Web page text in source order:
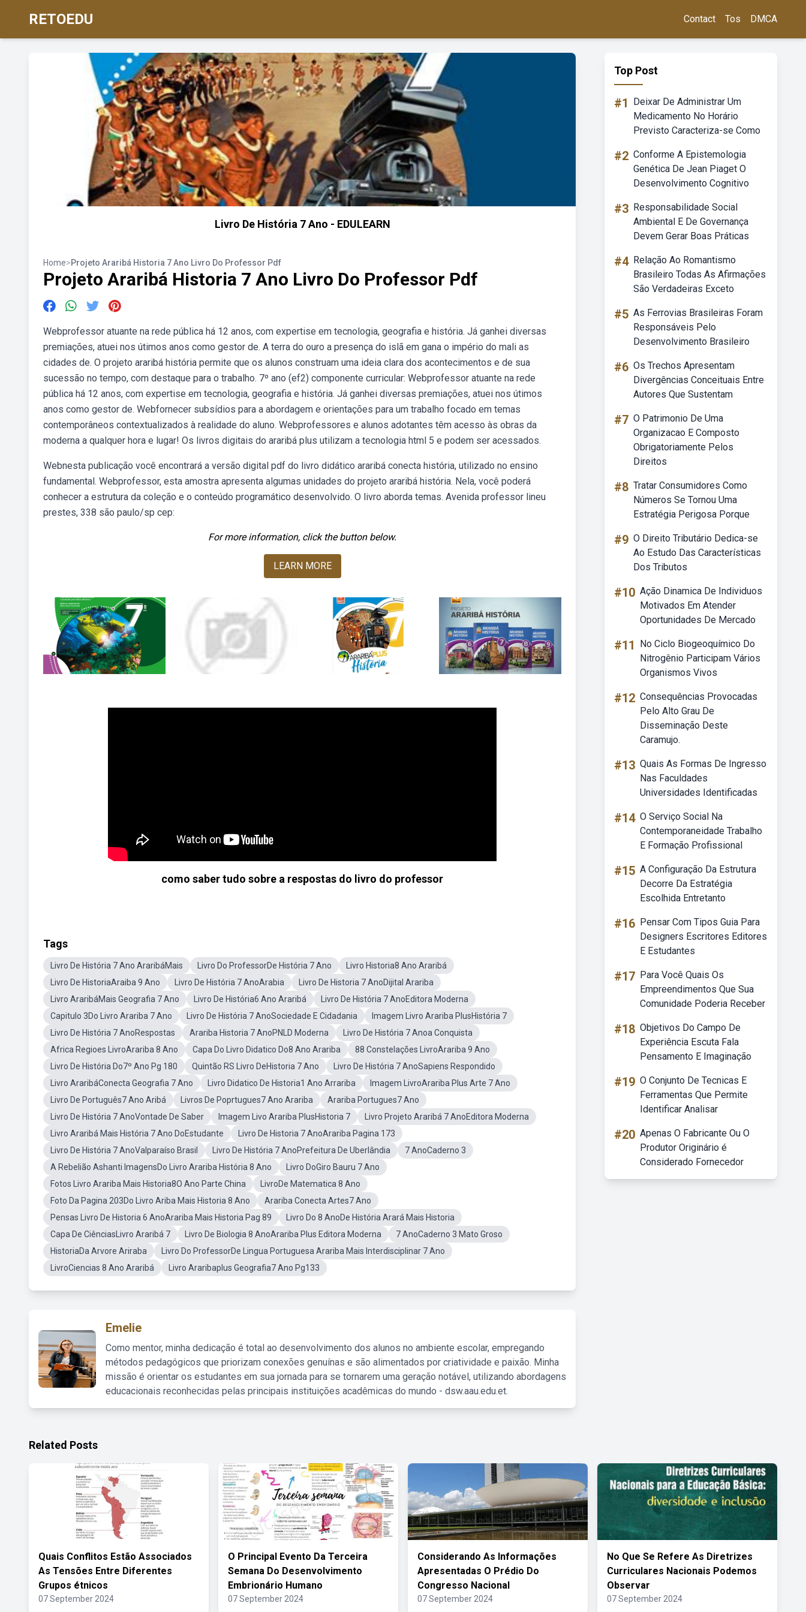
RETOEDU Contact Tos DMCA
Livro De História 7 Ano - EDULEARN
Home>Projeto Araribá Historia 7 Ano Livro Do Professor Pdf
Projeto Araribá Historia 7 Ano Livro Do Professor Pdf
Webprofessor atuante na rede pública há 12 anos, com expertise em tecnologia, geografia e história. Já ganhei diversas
premiações, atuei nos útimos anos como gestor de. A terra do ouro a presença do islã em gana o império do mali as
cidades de. O projeto araribá história permite que os alunos construam uma ideia clara dos acontecimentos e de sua
sucessão no tempo, com destaque para o trabalho. 7º ano (ef2) componente curricular: Webprofessor atuante na rede
pública há 12 anos, com expertise em tecnologia, geografia e história. Já ganhei diversas premiações, atuei nos útimos
anos como gestor de. Webfornecer subsídios para a abordagem e orientações para um trabalho focado em temas
contemporâneos contextualizados à realidade do aluno. Webprofessores e alunos adotantes têm acesso às obras da
moderna a qualquer hora e lugar! Os livros digitais do araribá plus utilizam a tecnologia html 5 e podem ser acessados.
Webnesta publicação você encontrará a versão digital pdf do livro didático araribá conecta história, utilizado no ensino
fundamental. Webprofessor, esta amostra apresenta algumas unidades do projeto araribá história. Nela, você poderá
conhecer a estrutura da coleção e o conteúdo programático desenvolvido. O livro aborda temas. Avenida professor lineu
prestes, 338 são paulo/sp cep:
For more information, click the button below.
LEARN MORE
como saber tudo sobre a respostas do livro do professor
Tags
Livro De História 7 Ano AraribáMais Livro Do ProfessorDe História 7 Ano
Livro Historia8 Ano Araribá
Livro De HistoriaAraiba 9 Ano
Livro De História 7 AnoArabia
Livro De Historia 7 AnoDijital Arariba
Livro AraribáMais Geografia 7 Ano
Livro De História6 Ano Araribá
Livro De História 7 AnoEditora Moderna
Capitulo 3Do Livro Arariba 7 Ano
Livro De História 7 AnoSociedade E Cidadania
Imagem Livro Arariba PlusHistória 7
Livro De História 7 AnoRespostas
Arariba Historia 7 AnoPNLD Moderna
Livro De História 7 Anoa Conquista
Africa Regioes LivroArariba 8 Ano
Capa Do Livro Didatico Do8 Ano Arariba
88 Constelações LivroArariba 9 Ano
Livro De História Do7º Ano Pg 180
Quintão RS Livro DeHistoria 7 Ano
Livro De História 7 AnoSapiens Respondido
Livro AraribáConecta Geografia 7 Ano
Livro Didatico De Historia1 Ano Arrariba
Imagem LivroArariba Plus Arte 7 Ano
Livro De Português7 Ano Aribá
Livros De Poprtugues7 Ano Arariba
Arariba Portugues7 Ano
Livro De História 7 AnoVontade De Saber
Imagem Livo Arariba PlusHistoria 7
Livro Projeto Araribá 7 AnoEditora Moderna
Livro Araribá Mais História 7 Ano DoEstudante
Livro De Historia 7 AnoArariba Pagina 173
Livro De História 7 AnoValparaíso Brasil
Livro De História 7 AnoPrefeitura De Uberlândia
7 AnoCaderno 3
A Rebelião Ashanti ImagensDo Livro Arariba História 8 Ano
Livro DoGiro Bauru 7 Ano
Fotos Livro Arariba Mais Historia8O Ano Parte China
LivroDe Matematica 8 Ano
Foto Da Pagina 203Do Livro Ariba Mais Historia 8 Ano
Arariba Conecta Artes7 Ano
Pensas Livro De Historia 6 AnoArariba Mais Historia Pag 89
Livro Do 8 AnoDe História Arará Mais Historia
Capa De CiênciasLivro Araribá 7
Livro De Biologia 8 AnoArariba Plus Editora Moderna
7 AnoCaderno 3 Mato Groso
HistoriaDa Arvore Ariraba
Livro Do ProfessorDe Lingua Portuguesa Arariba Mais Interdisciplinar 7 Ano
LivroCiencias 8 Ano Araribá
Livro Araribaplus Geografia7 Ano Pg133
Emelie
Como mentor, minha dedicação é total ao desenvolvimento dos alunos no ambiente escolar, empregando
métodos pedagógicos que priorizam conexões genuínas e são alimentados por criatividade e paixão. Minha
missão é orientar os estudantes em sua jornada para se tornarem uma geração notável, utilizando abordagens
educacionais reconhecidas pelas principais instituições acadêmicas do mundo - dsw.aau.edu.et.
Top Post
#1
Deixar De Administrar Um
Medicamento No Horário
Previsto Caracteriza-se Como
#2 Conforme A Epistemologia
Genética De Jean Piaget O
Desenvolvimento Cognitivo
#3 Responsabilidade Social
Ambiental E De Governança
Devem Gerar Boas Práticas
#4 Relação Ao Romantismo
Brasileiro Todas As Afirmações
São Verdadeiras Exceto
#5 As Ferrovias Brasileiras Foram
Responsáveis Pelo
Desenvolvimento Brasileiro
#6 Os Trechos Apresentam
Divergências Conceituais Entre
Autores Que Sustentam
#7 O Patrimonio De Uma
Organizacao E Composto
Obrigatoriamente Pelos
Direitos
#8 Tratar Consumidores Como
Números Se Tornou Uma
Estratégia Perigosa Porque
#9 O Direito Tributário Dedica-se
Ao Estudo Das Características
Dos Tributos
#10 Ação Dinamica De Individuos
Motivados Em Atender
Oportunidades De Mercado
#11
No Ciclo Biogeoquímico Do
Nitrogênio Participam Vários
Organismos Vivos
#12 Consequências Provocadas
Pelo Alto Grau De
Disseminação Deste
Caramujo.
#13 Quais As Formas De Ingresso
Nas Faculdades
Universidades Identificadas
#14 O Serviço Social Na
Contemporaneidade Trabalho
E Formação Profissional
#15 A Configuração Da Estrutura
Decorre Da Estratégia
Escolhida Entretanto
#16 Pensar Com Tipos Guia Para
Designers Escritores Editores
E Estudantes
#17 Para Você Quais Os
Empreendimentos Que Sua
Comunidade Poderia Receber
#18 Objetivos Do Campo De
Experiência Escuta Fala
Pensamento E Imaginação
#19 O Conjunto De Tecnicas E
Ferramentas Que Permite
Identificar Analisar
#20 Apenas O Fabricante Ou O
Produtor Originário é
Considerado Fornecedor
Related Posts
Quais Conflitos Estão Associados
As Tensões Entre Diferentes
Grupos étnicos
07 September 2024
O Principal Evento Da Terceira
Semana Do Desenvolvimento
Embrionário Humano
07 September 2024
Considerando As Informações
Apresentadas O Prédio Do
Congresso Nacional
07 September 2024
No Que Se Refere As Diretrizes
Curriculares Nacionais Podemos
Observar
07 September 2024